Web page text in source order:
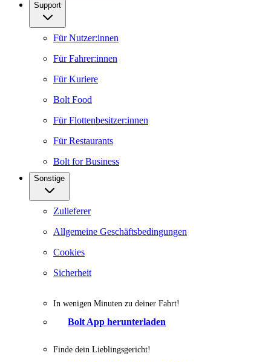
Support
Für Nutzer:innen
Für Fahrer:innen
Für Kuriere
Bolt Food
Für Flottenbesitzer:innen
Für Restaurants
Bolt for Business
Sonstige
Zulieferer
Allgemeine Geschäftsbedingungen
Cookies
Sicherheit
In wenigen Minuten zu deiner Fahrt!
Bolt App herunterladen
Finde dein Lieblingsgericht!